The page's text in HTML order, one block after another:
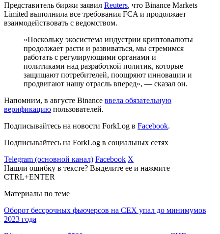
Представитель биржи заявил Reuters, что Binance Markets
Limited выполнила все требования FCA и продолжает
взаимодействовать с ведомством.
«Поскольку экосистема индустрии криптовалюты
продолжает расти и развиваться, мы стремимся
работать с регулирующими органами и
политиками над разработкой политик, которые
защищают потребителей, поощряют инновации и
продвигают нашу отрасль вперед», — сказал он.
Напомним, в августе Binance ввела обязательную
верификацию пользователей.
Подписывайтесь на новости ForkLog в Facebook.
Подписывайтесь на ForkLog в социальных сетях
Telegram (основной канал) Facebook X
Нашли ошибку в тексте? Выделите ее и нажмите
CTRL+ENTER
Материалы по теме
Оборот бессрочных фьючерсов на CEX упал до минимумов
2023 года